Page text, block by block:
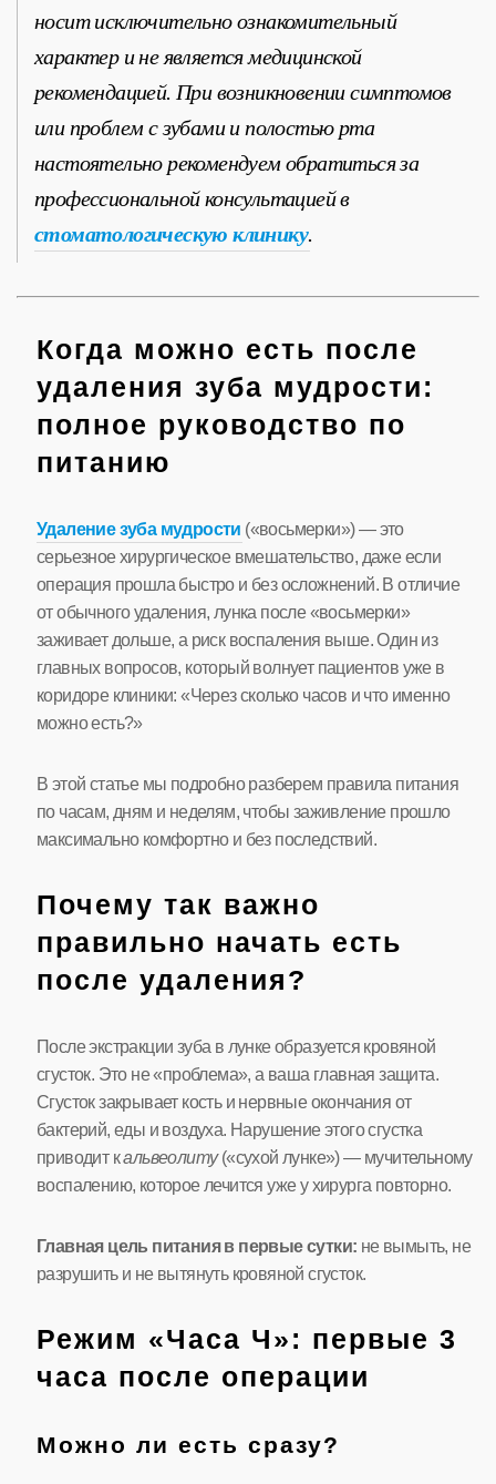
носит исключительно ознакомительный
характер и не является медицинской
рекомендацией. При возникновении симптомов
или проблем с зубами и полостью рта
настоятельно рекомендуем обратиться за
профессиональной консультацией в
стоматологическую клинику.
Когда можно есть после
удаления зуба мудрости:
полное руководство по
питанию
Удаление зуба мудрости («восьмерки») — это
серьезное хирургическое вмешательство, даже если
операция прошла быстро и без осложнений. В отличие
от обычного удаления, лунка после «восьмерки»
заживает дольше, а риск воспаления выше. Один из
главных вопросов, который волнует пациентов уже в
коридоре клиники: «Через сколько часов и что именно
можно есть?»
В этой статье мы подробно разберем правила питания
по часам, дням и неделям, чтобы заживление прошло
максимально комфортно и без последствий.
Почему так важно
правильно начать есть
после удаления?
После экстракции зуба в лунке образуется кровяной
сгусток. Это не «проблема», а ваша главная защита.
Сгусток закрывает кость и нервные окончания от
бактерий, еды и воздуха. Нарушение этого сгустка
приводит кальвеолиту(«сухой лунке») — мучительному
воспалению, которое лечится уже у хирурга повторно.
Главная цель питания в первые сутки: не вымыть, не
разрушить и не вытянуть кровяной сгусток.
Режим «Часа Ч»: первые 3
часа после операции
Можно ли есть сразу?